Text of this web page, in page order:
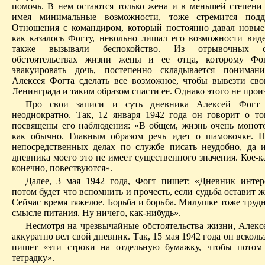
помочь. В нем остаются только жена и в меньшей степени
имея минимальные возможности, тоже стремится
Отношения с командиром, который постоянно давал
как казалось Фогту, невольно лишал его возможности
также вызывали беспокойство. Из отрывочных
обстоятельствах жизни жены и ее отца, которому
эвакуировать дочь, постепенно складывается
Алексея Фогта сделать все возможное, чтобы вывезти
Ленинграда и таким образом спасти ее. Однако этого не
Про свои записи и суть дневника Алексей Фогт
неоднократно. Так, 12 января 1942 года он говорит о
посвящены его наблюдения: «В общем, жизнь очень
как обычно. Главным образом речь идет о шамовочке.
непосредственных делах по службе писать неудобно, да
дневника моего это не имеет существенного значения. Кое-
конечно, повествуются».
Далее, 3 мая 1942 года, Фогт пишет: «Дневник
потом будет что вспомнить и прочесть, если судьба оставит
Сейчас время тяжелое. Борьба и борьба. Милушке тоже
смысле питания. Ну ничего, как-нибудь».
Несмотря на чрезвычайные обстоятельства жизни,
аккуратно вел свой дневник. Так, 15 мая 1942 года он
пишет «эти строки на отдельную бумажку, чтобы потом
тетрадку».